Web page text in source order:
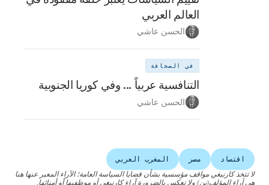
العالم العربي
الحسن عاشي
في الصحافة
التنافسية عربياً ... وفي كوريا الجنوبية
الحسن عاشي
اقتصاد مصر
المغرب العربي
لا تتخذ كارنيغي مواقف مؤسسية بشأن قضايا السياسة العامة؛ الآراء المعبر عنها هنا
هي آراء المؤلف(ين) ولا تعكس بالضرورة آراء كارنيغي أو موظفيها أو أمنائها.